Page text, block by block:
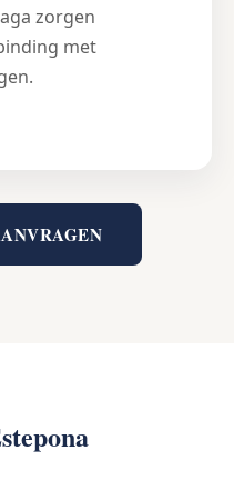
zorgen
met